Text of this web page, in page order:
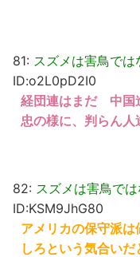
81: スズメは害鳥では
ID:o2L0pD2I0
経団連はまだ 中国
忠の様に、判らん人
82: スズメは害鳥で
ID:KSM9JhG80
アメリカの保守派
しろという気合いだ